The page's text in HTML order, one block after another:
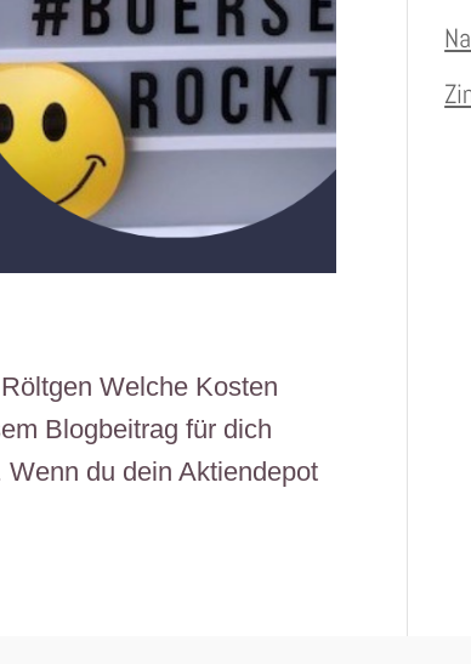
Welche Kosten
Blogbeitrag für dich
du dein Aktiendepot